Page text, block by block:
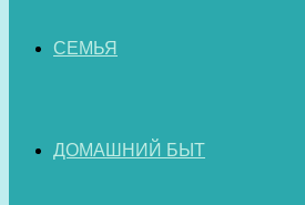
СЕМЬЯ
ДОМАШНИЙ БЫТ